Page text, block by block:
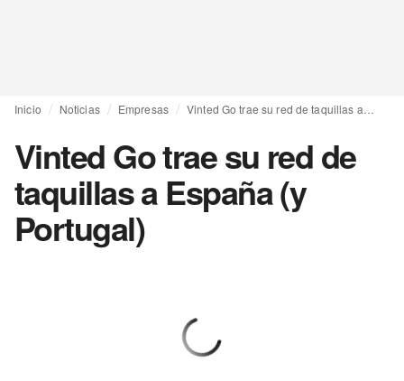
Inicio Noticias Empresas
Vinted Go trae su red de
taquillas a España (y
Portugal)